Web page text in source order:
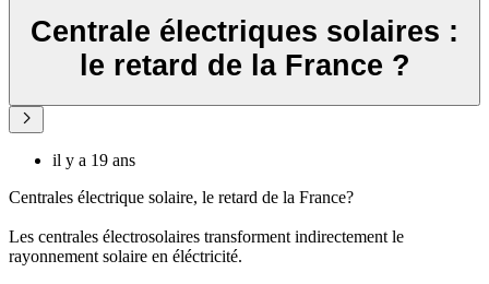
Centrale électriques solaires :
le retard de la France ?
il y a 19 ans
Centrales électrique solaire, le retard de la France?
Les centrales électrosolaires transforment indirectement le
rayonnement solaire en éléctricité.